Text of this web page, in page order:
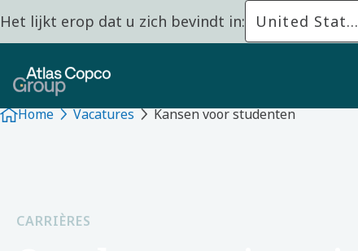
Het lijkt erop dat u zich bevindt in: United States
Home Vacatures Kansen voor studenten
CARRIÈRES